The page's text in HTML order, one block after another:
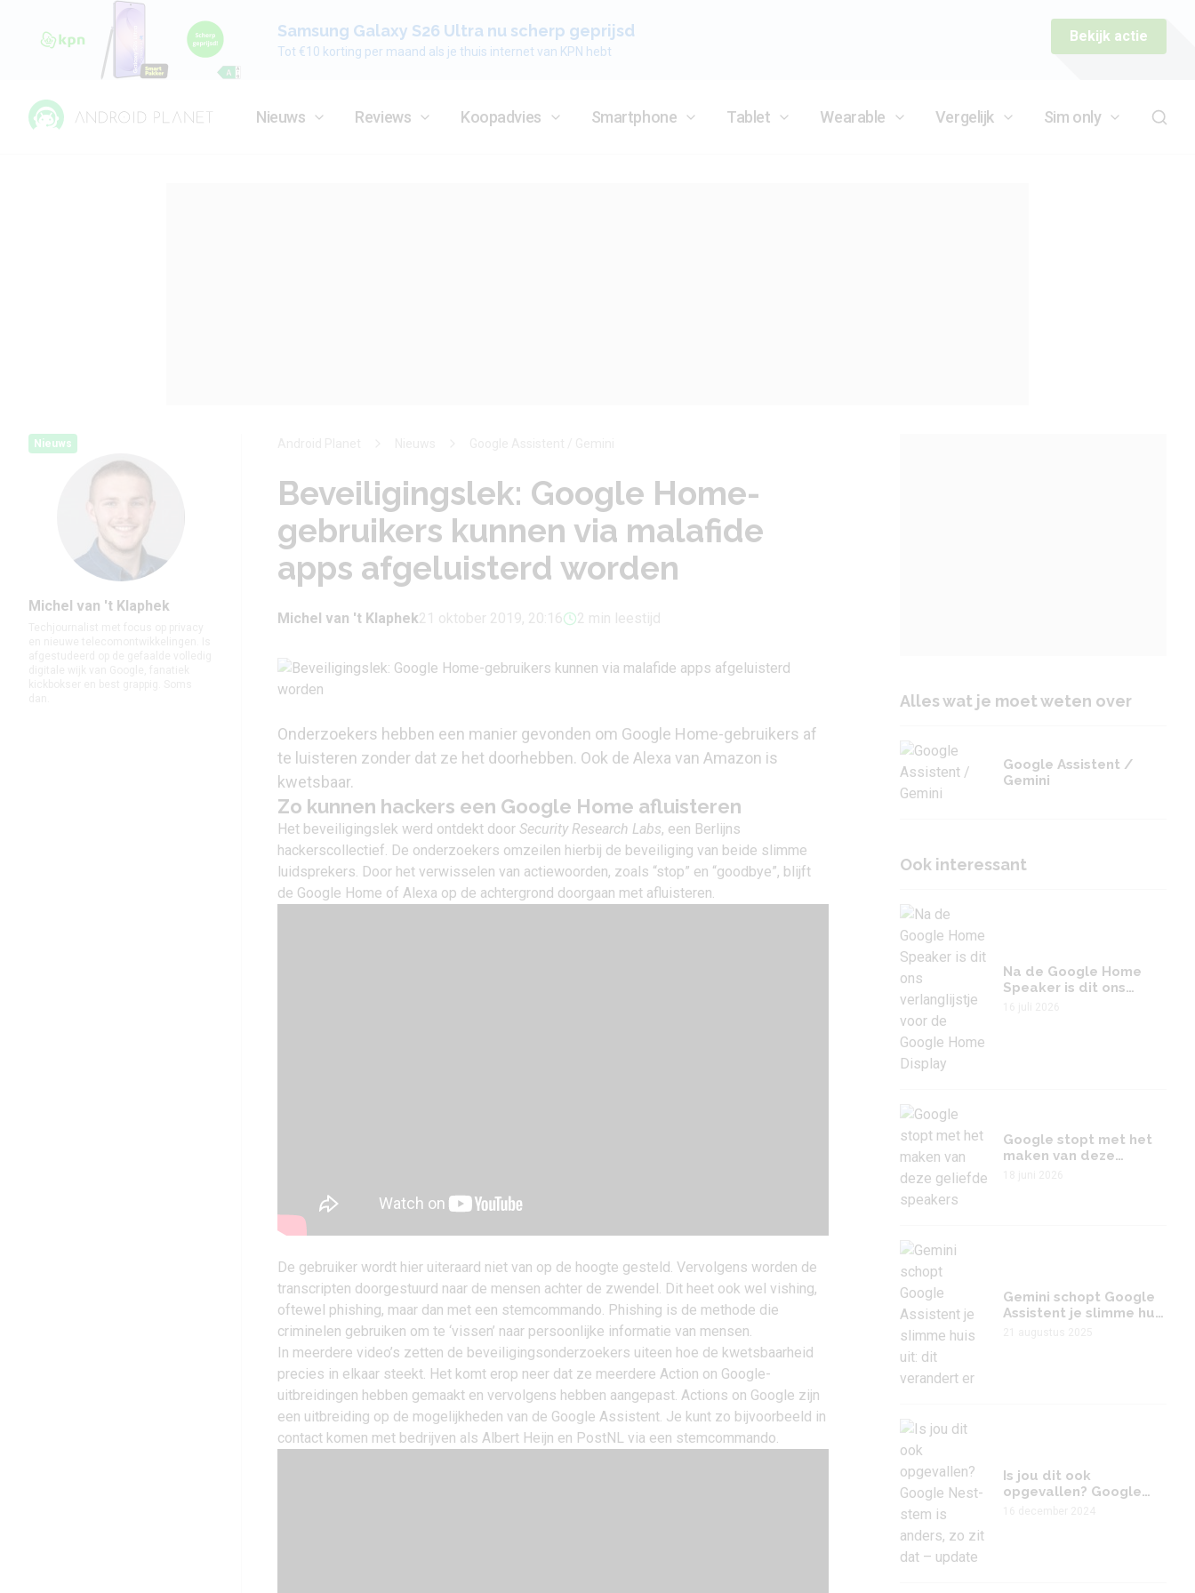
Samsung Galaxy S26 Ultra nu scherp geprijsd
Tot €10 korting per maand als je thuis internet van KPN hebt
Bekijk actie
Nieuws Reviews Koopadvies Smartphone Tablet Wearable Vergelijk Sim only
Nieuws
Michel van 't Klaphek
Beveiligingslek: Google Home-
gebruikers kunnen via malafide
apps afgeluisterd worden
Michel van 't Klaphek21 oktober 2019, 20:16 2 min leestijd
Onderzoekers hebben een manier gevonden om Google Home-gebruikers af
te luisteren zonder dat ze het doorhebben. Ook de Alexa van Amazon is
kwetsbaar.
Zo kunnen hackers een Google Home afluisteren
Het beveiligingslek werd ontdekt door Security Research Labs, een Berlijns
hackerscollectief. De onderzoekers omzeilen hierbij de beveiliging van beide slimme
luidsprekers. Door het verwisselen van actiewoorden, zoals “stop” en “goodbye”, blijft
de Google Home of Alexa op de achtergrond doorgaan met afluisteren.
De gebruiker wordt hier uiteraard niet van op de hoogte gesteld. Vervolgens worden de
transcripten doorgestuurd naar de mensen achter de zwendel. Dit heet ook wel vishing,
oftewel phishing, maar dan met een stemcommando. Phishing is de methode die
criminelen gebruiken om te ‘vissen’ naar persoonlijke informatie van mensen.
In meerdere video’s zetten de beveiligingsonderzoekers uiteen hoe de kwetsbaarheid
precies in elkaar steekt. Het komt erop neer dat ze meerdere Action on Google-
uitbreidingen hebben gemaakt en vervolgens hebben aangepast. Actions on Google zijn
een uitbreiding op de mogelijkheden van de Google Assistent . Je kunt zo bijvoorbeeld in
contact komen met bedrijven als Albert Heijn en PostNL via een stemcommando.
Alles wat je moet weten over
Google Assistent /
Gemini
Ook interessant
Na de Google Home
Speaker is dit ons
Google stopt met het
maken van deze
Gemini schopt Google
Assistent je slimme huis
Is jou dit ook
opgevallen? Google